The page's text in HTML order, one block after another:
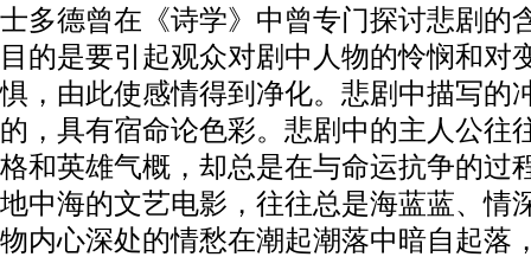
士多德曾在《诗学》中曾专门探讨悲剧的
目的是要引起观众对剧中人物的怜悯和对
惧，由此使感情得到净化。悲剧中描写的
的，具有宿命论色彩。悲剧中的主人公往
格和英雄气概，却总是在与命运抗争的过
地中海的文艺电影，往往总是海蓝蓝、情
物内心深处的情愁在潮起潮落中暗自起落